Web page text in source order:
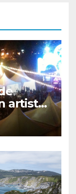
artistas